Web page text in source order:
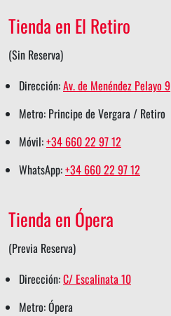
Tienda en El Retiro
(Sin Reserva)
Dirección:Av. de Menéndez Pelayo 9
Metro: Principe de Vergara / Retiro
Móvil:+34 660 22 97 12
WhatsApp:+34 660 22 97 12
Tienda en Ópera
(Previa Reserva)
Dirección:C/ Escalinata 10
Metro: Ópera